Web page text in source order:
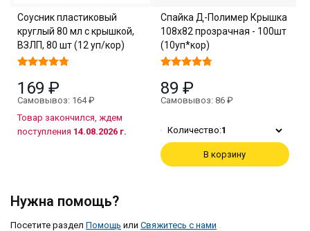
Соусник пластиковый
круглый 80 мл с крышкой,
ВЗЛП, 80 шт (12 уп/кор)
169 ₽
Самовывоз: 164 ₽
Товар закончился, ждем
поступления 14.08.2026 г.
Спайка Д-Полимер Крышка
108х82 прозрачная - 100шт
(10уп*кор)
89 ₽
Самовывоз: 86 ₽
Количество:1
В корзину
Нужна помощь?
Посетите раздел Помощь или Свяжитесь с нами